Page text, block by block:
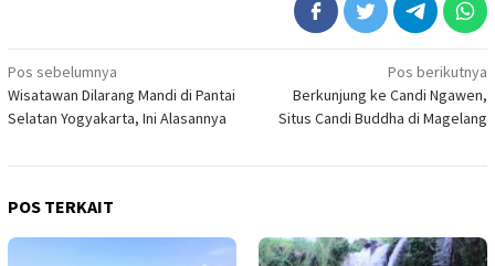
Navigasi
pos
Pos sebelumnya
Wisatawan Dilarang Mandi di Pantai
Selatan Yogyakarta, Ini Alasannya
Pos berikutnya
Berkunjung ke Candi Ngawen,
Situs Candi Buddha di Magelang
POS TERKAIT